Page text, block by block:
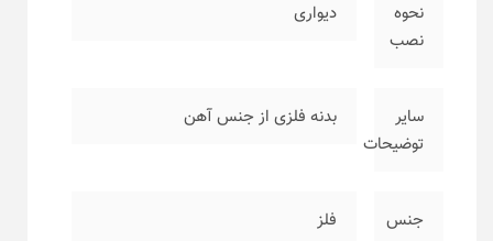
نحوه
نصب
دیواری
سایر
توضیحات
بدنه فلزی از جنس آهن
جنس فلز